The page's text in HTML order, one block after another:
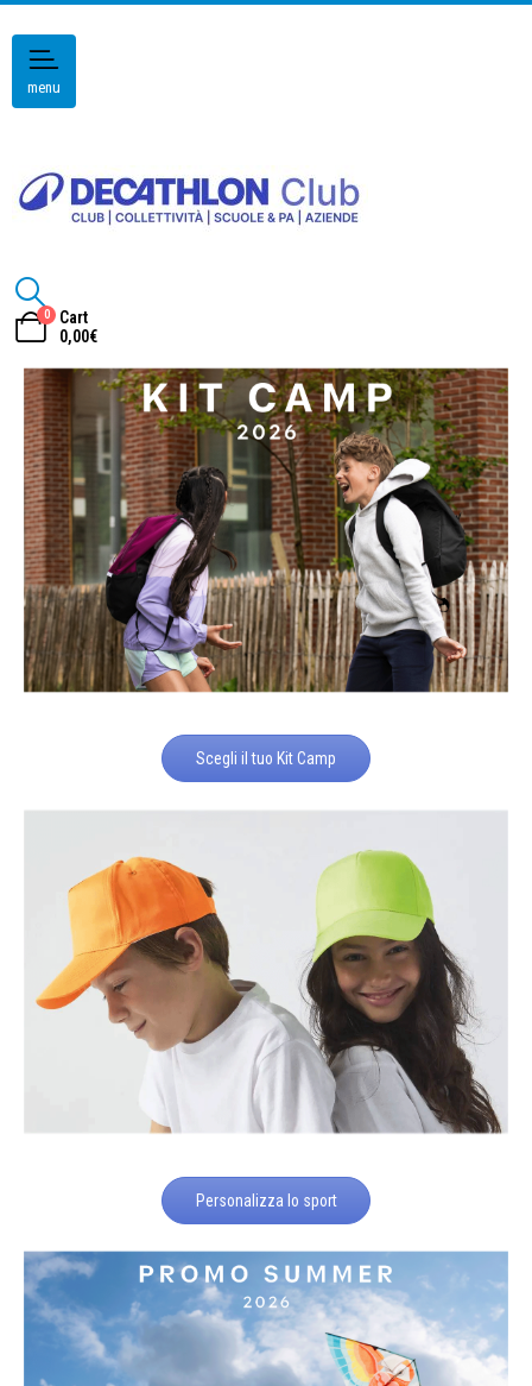
menu
0
Cart
0,00€
Scegli il tuo Kit Camp
Personalizza lo sport